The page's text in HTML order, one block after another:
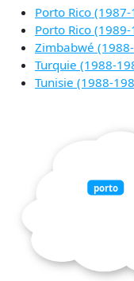
Porto Rico
Porto Rico
Zimbabwé
Turquie (1988-
Tunisie (1988-
porto